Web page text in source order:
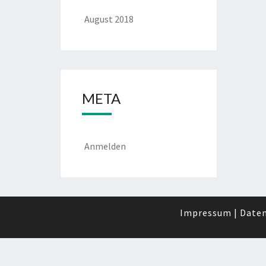
August 2018
META
Anmelden
Impressum |